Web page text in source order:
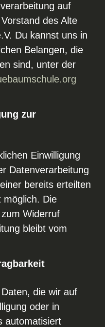
auf
des Alte
Du kannst uns in
Belangen, die
sind, unter der
zur
Einwilligung
Datenverarbeitung
bereits erteilten
möglich. Die
Widerruf
bleibt vom
die wir auf
oder in
automatisiert